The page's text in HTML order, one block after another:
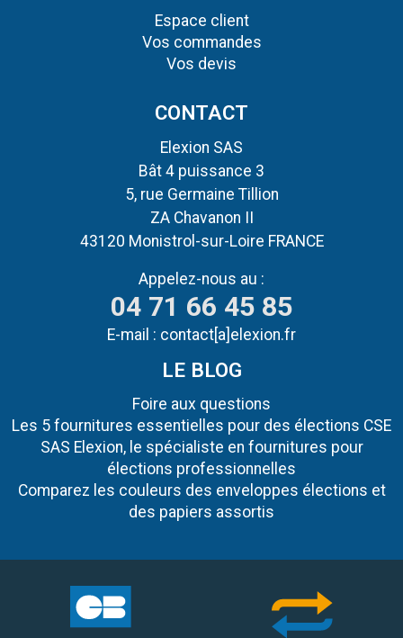
Espace client
Vos commandes
Vos devis
CONTACT
Elexion SAS
Bât 4 puissance 3
5, rue Germaine Tillion
ZA Chavanon II
43120 Monistrol-sur-Loire FRANCE
Appelez-nous au :
04 71 66 45 85
E-mail : contact[a]elexion.fr
LE BLOG
Foire aux questions
Les 5 fournitures essentielles pour des élections CSE
SAS Elexion, le spécialiste en fournitures pour
élections professionnelles
Comparez les couleurs des enveloppes élections et
des papiers assortis